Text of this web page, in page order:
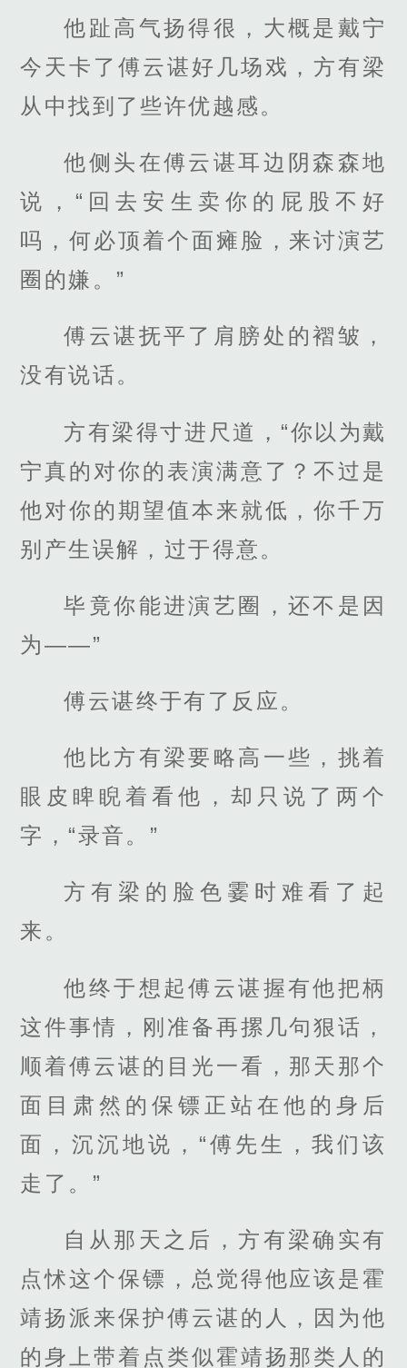
他趾高气扬得很，大概是戴宁
今天卡了傅云谌好几场戏，方有梁
从中找到了些许优越感。
他侧头在傅云谌耳边阴森森地
说，“回去安生卖你的屁股不好
吗，何必顶着个面瘫脸，来讨演艺
圈的嫌。”
傅云谌抚平了肩膀处的褶皱，
没有说话。
方有梁得寸进尺道，“你以为戴
宁真的对你的表演满意了？不过是
他对你的期望值本来就低，你千万
别产生误解，过于得意。
毕竟你能进演艺圈，还不是因
为——”
傅云谌终于有了反应。
他比方有梁要略高一些，挑着
眼皮睥睨着看他，却只说了两个
字，“录音。”
方有梁的脸色霎时难看了起
来。
他终于想起傅云谌握有他把柄
这件事情，刚准备再摞几句狠话，
顺着傅云谌的目光一看，那天那个
面目肃然的保镖正站在他的身后
面，沉沉地说，“傅先生，我们该
走了。”
自从那天之后，方有梁确实有
点怵这个保镖，总觉得他应该是霍
靖扬派来保护傅云谌的人，因为他
的身上带着点类似霍靖扬那类人的